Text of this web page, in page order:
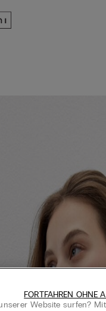
Website surfen?
FORTFAHREN OHNE